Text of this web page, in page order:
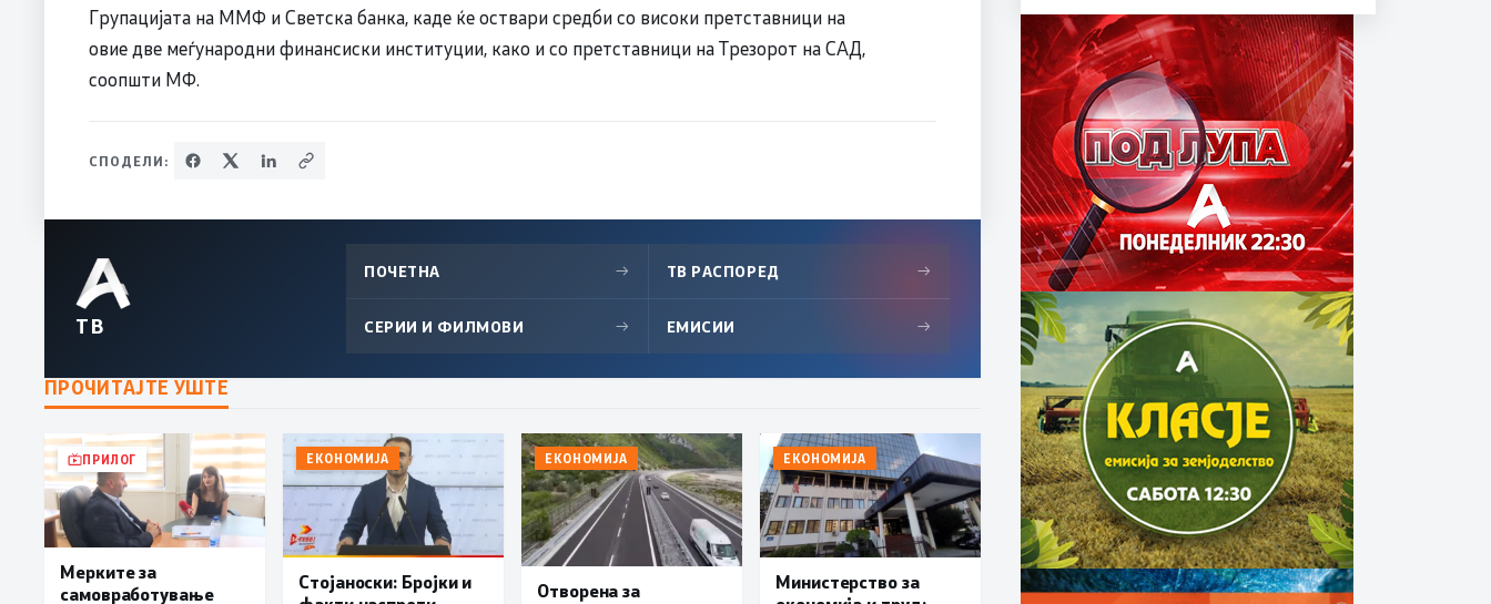
Групацијата на ММФ и Светска банка, каде ќе оствари средби со високи претставници на
овие две меѓународни финансиски институции, како и со претставници на Трезорот на САД,
соопшти МФ.
СПОДЕЛИ:
ТВ
ПОЧЕТНА → ТВ РАСПОРЕД →
СЕРИИ И ФИЛМОВИ → ЕМИСИИ →
ПРОЧИТАЈТЕ УШТЕ
ПРИЛОГ
Мерките за
самовработување
ЕКОНОМИЈА
Стојаноски: Бројки и
ЕКОНОМИЈА
Отворена за
ЕКОНОМИЈА
Министерство за